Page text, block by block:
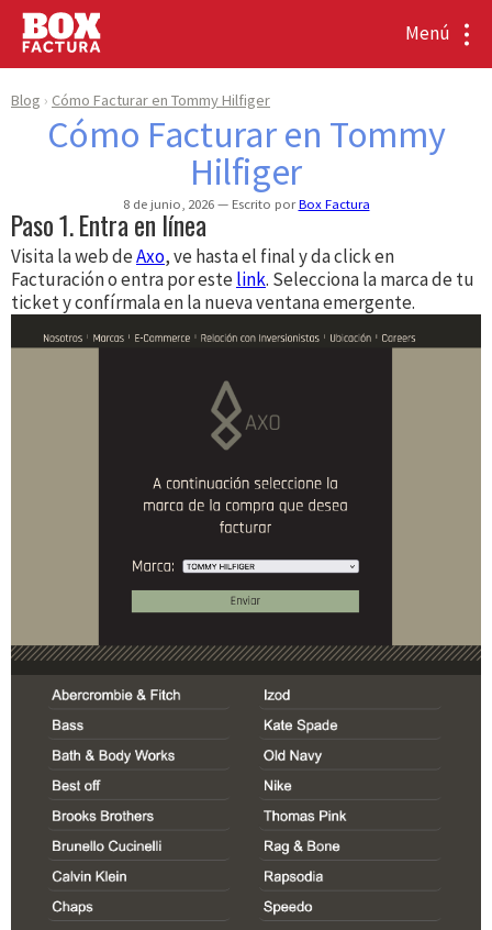
Menú
Blog Cómo Facturar en Tommy Hilfiger
Cómo Facturar en Tommy
Hilfiger
8 de junio, 2026 Escrito porBox Factura
Paso 1. Entra en línea
Visita la web deAxo, ve hasta el final y da click en
Facturación o entra por estelink. Selecciona la marca de tu
ticket y confírmala en la nueva ventana emergente.